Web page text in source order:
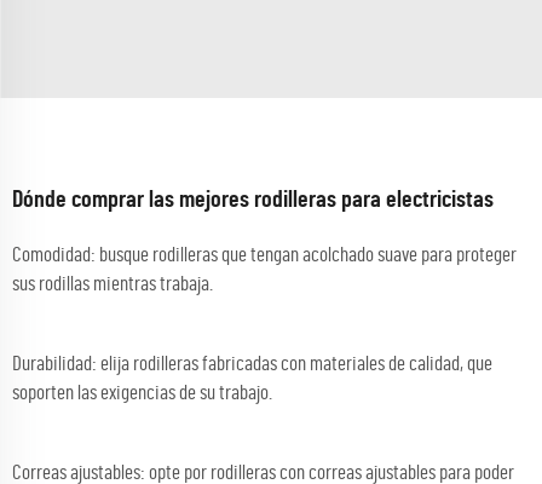
Dónde comprar las mejores rodilleras para electricistas
Comodidad: busque rodilleras que tengan acolchado suave para proteger
sus rodillas mientras trabaja.
Durabilidad: elija rodilleras fabricadas con materiales de calidad, que
soporten las exigencias de su trabajo.
Correas ajustables: opte por rodilleras con correas ajustables para poder